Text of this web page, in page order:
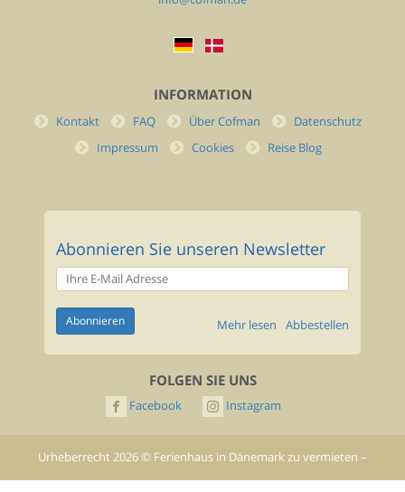
INFORMATION
Kontakt FAQ Über Cofman
Datenschutz
Impressum
Cookies Reise Blog
Abonnieren Sie unseren Newsletter
Abbestellen
Mehr lesen
FOLGEN SIE UNS
Facebook Instagram
Urheberrecht2026© Ferienhaus in Dänemark zu vermieten –